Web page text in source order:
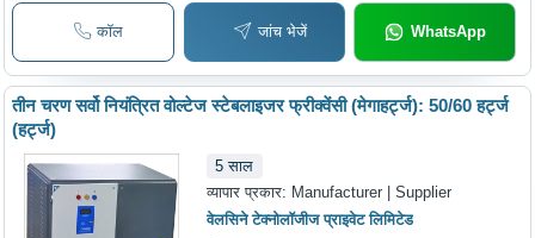
कॉल जांच भेजें WhatsApp
तीन चरण सर्वो नियंत्रित वोल्टेज स्टेबलाइजर फ्रीक्वेंसी (मेगाहर्ट्ज): 50/60 हर्ट्ज
(हर्ट्ज)
5 साल
व्यापार प्रकार: Manufacturer | Supplier
वेलसिने टेक्नोलॉजीज प्राइवेट लिमिटेड